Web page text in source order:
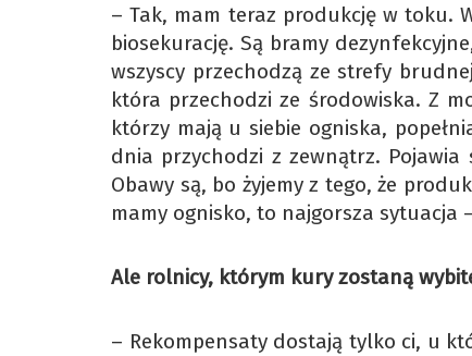
– Tak, mam teraz produkcję w toku.
biosekurację. Są bramy
wszyscy przechodzą ze strefy
która przechodzi ze środowiska. Z
którzy mają u siebie ogniska,
dnia przychodzi z zewnątrz.
Obawy są, bo żyjemy z tego, że
mamy ognisko, to najgorsza sytuacja
Ale rolnicy, którym kury zostaną
– Rekompensaty dostają tylko ci, u